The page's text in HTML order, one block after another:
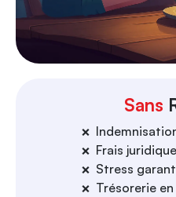
Sans
❌
❌ Frais
❌ Stress
❌ Trésorerie